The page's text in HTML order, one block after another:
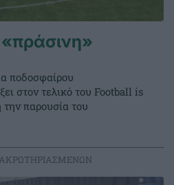
«πράσινη»
ποδοσφαίρου
στον τελικό του Football is
παρουσία του